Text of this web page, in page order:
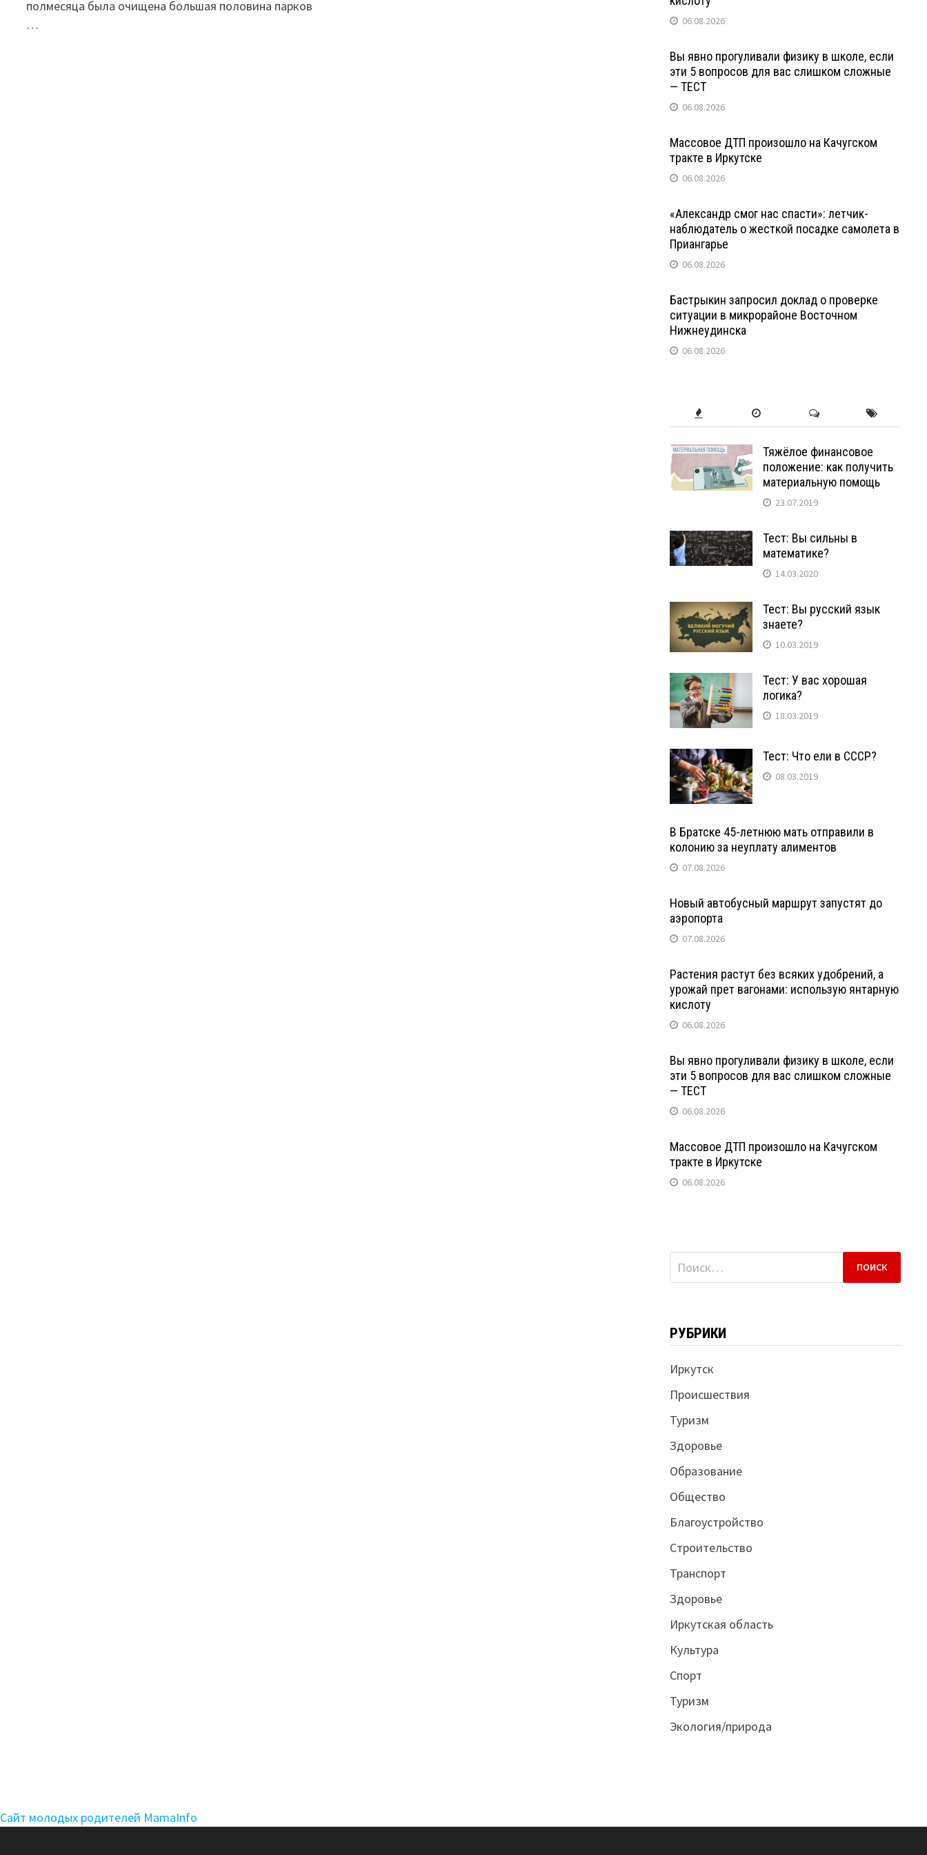
полмесяца была очищена большая половина парков
…
06.08.2026
Вы явно прогуливали физику в школе, если
эти 5 вопросов для вас слишком сложные
— ТЕСТ
06.08.2026
Массовое ДТП произошло на Качугском
тракте в Иркутске
06.08.2026
«Александр смог нас спасти»: летчик-
наблюдатель о жесткой посадке самолета в
Приангарье
06.08.2026
Бастрыкин запросил доклад о проверке
ситуации в микрорайоне Восточном
Нижнеудинска
06.08.2026
Тяжёлое финансовое
положение: как получить
материальную помощь
23.07.2019
Тест: Вы сильны в
математике?
14.03.2020
Тест: Вы русский язык
знаете?
10.03.2019
Тест: У вас хорошая
логика?
18.03.2019
Тест: Что ели в СССР?
08.03.2019
В Братске 45-летнюю мать отправили в
колонию за неуплату алиментов
07.08.2026
Новый автобусный маршрут запустят до
аэропорта
07.08.2026
Растения растут без всяких удобрений, а
урожай прет вагонами: использую янтарную
кислоту
06.08.2026
Вы явно прогуливали физику в школе, если
эти 5 вопросов для вас слишком сложные
— ТЕСТ
06.08.2026
Массовое ДТП произошло на Качугском
тракте в Иркутске
06.08.2026
Найти:
РУБРИКИ
Иркутск
Происшествия
Туризм
Здоровье
Образование
Общество
Благоустройство
Строительство
Транспорт
Здоровье
Иркутская область
Культура
Спорт
Туризм
Экология/природа
Сайт молодых родителей MamaInfo